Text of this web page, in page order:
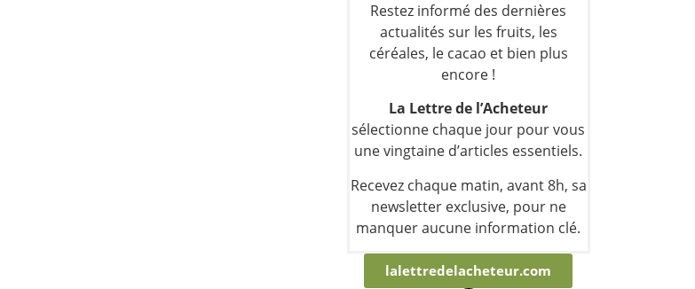
Restez informé des dernières
actualités sur les fruits, les
céréales, le cacao et bien plus
encore !
La Lettre de l’Acheteur
sélectionne chaque jour pour vous
une vingtaine d’articles essentiels.
Recevez chaque matin, avant 8h, sa
newsletter exclusive, pour ne
manquer aucune information clé.
lalettredelacheteur.com